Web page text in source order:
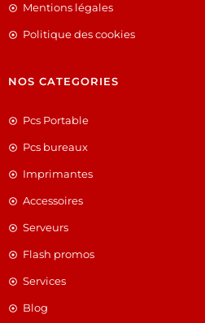
Mentions légales
Politique des cookies
NOS CATEGORIES
Pcs Portable
Pcs bureaux
Imprimantes
Accessoires
Serveurs
Flash promos
Services
Blog